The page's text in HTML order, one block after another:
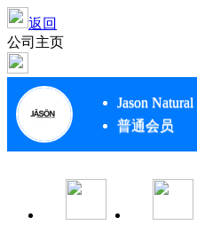
返回
公司主页
Jason Natural
普通会员